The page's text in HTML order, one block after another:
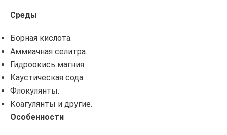
Среды
Борная кислота.
Аммиачная селитра.
Гидроокись магния.
Каустическая сода.
Флокулянты.
Коагулянты и другие.
Особенности